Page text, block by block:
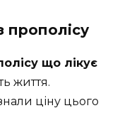
прополісу
що лікує
життя.
ціну цього